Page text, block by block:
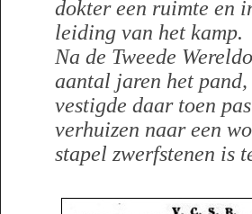
dokter een ruimte en
leiding van het kamp.
Na de Tweede
aantal jaren het pand,
vestigde daar toen
verhuizen naar een
stapel zwerfstenen is